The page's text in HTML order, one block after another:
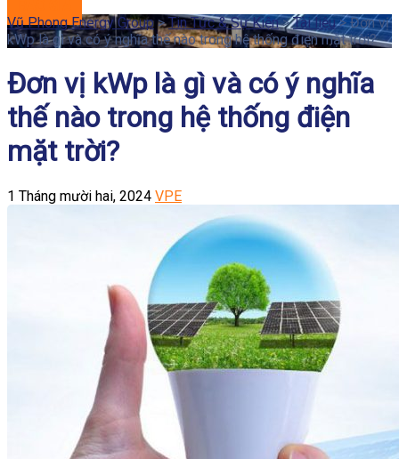
Vũ Phong Energy Group >Tin Tức & Sự Kiện>Tài liệu>Đơn vị
kWp là gì và có ý nghĩa thế nào trong hệ thống điện mặt trời?
Đơn vị kWp là gì và có ý nghĩa
thế nào trong hệ thống điện
mặt trời?
1 Tháng mười hai, 2024 VPE